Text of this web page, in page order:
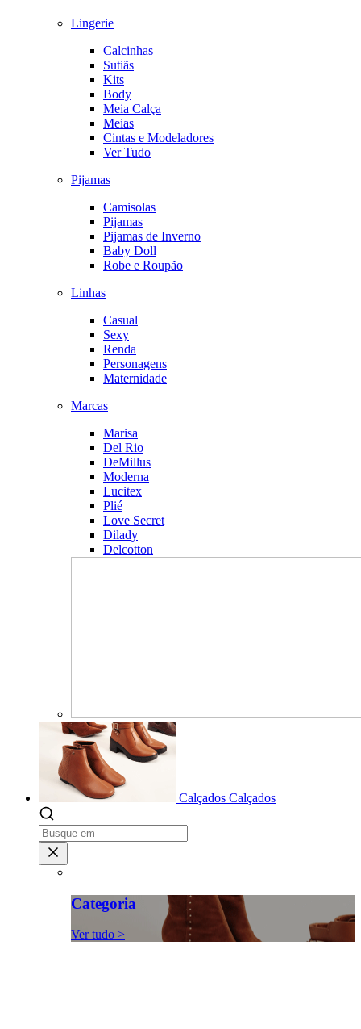
Lingerie
Calcinhas
Sutiãs
Kits
Body
Meia Calça
Meias
Cintas e Modeladores
Ver Tudo
Pijamas
Camisolas
Pijamas
Pijamas de Inverno
Baby Doll
Robe e Roupão
Linhas
Casual
Sexy
Renda
Personagens
Maternidade
Marcas
Marisa
Del Rio
DeMillus
Moderna
Lucitex
Plié
Love Secret
Dilady
Delcotton
Calçados Calçados
Categoria
Ver tudo >